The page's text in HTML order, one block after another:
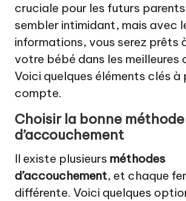
cruciale pour les futurs
sembler intimidant, mais avec
informations, vous serez prêts
votre bébé dans les meilleures
Voici quelques éléments clés à
compte.
Choisir la bonne méthode
d’accouchement
Il existe plusieurs méthodes
d’accouchement, et chaque
différente. Voici quelques